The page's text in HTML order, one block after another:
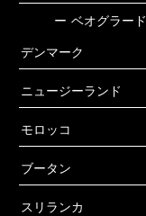
ー ベオグラード
デンマーク
ニュージーランド
モロッコ
ブータン
スリランカ